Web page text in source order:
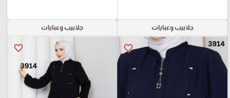
جلابيب وعبايات
favorite_border
جلابيب وعبايات
favorite_border